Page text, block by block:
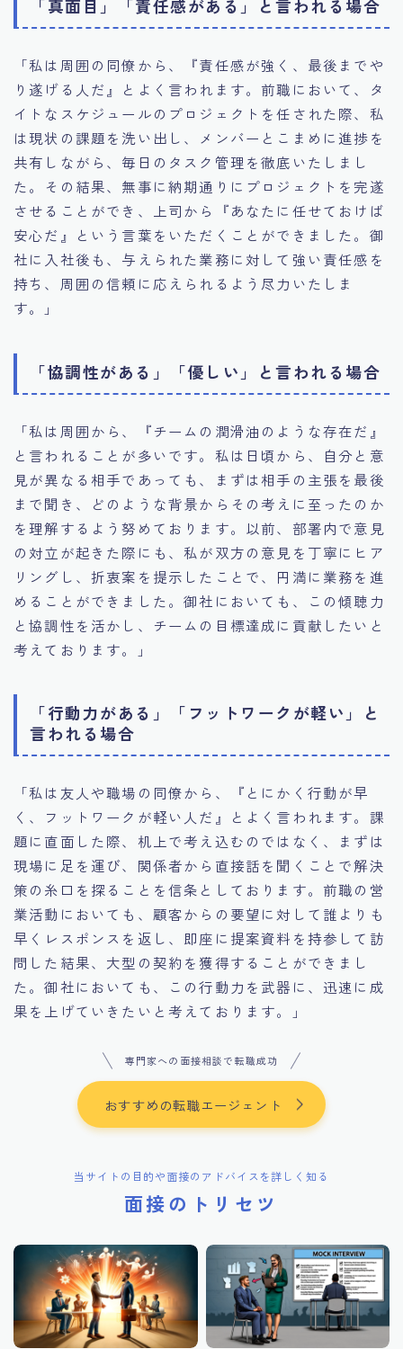
「真面目」「責任感がある」と言われる場合
「私は周囲の同僚から、『責任感が強く、最後までや
り遂げる人だ』とよく言われます。前職において、タ
イトなスケジュールのプロジェクトを任された際、私
は現状の課題を洗い出し、メンバーとこまめに進捗を
共有しながら、毎日のタスク管理を徹底いたしまし
た。その結果、無事に納期通りにプロジェクトを完遂
させることができ、上司から『あなたに任せておけば
安心だ』という言葉をいただくことができました。御
社に入社後も、与えられた業務に対して強い責任感を
持ち、周囲の信頼に応えられるよう尽力いたしま
す。」
「協調性がある」「優しい」と言われる場合
「私は周囲から、『チームの潤滑油のような存在だ』
と言われることが多いです。私は日頃から、自分と意
見が異なる相手であっても、まずは相手の主張を最後
まで聞き、どのような背景からその考えに至ったのか
を理解するよう努めております。以前、部署内で意見
の対立が起きた際にも、私が双方の意見を丁寧にヒア
リングし、折衷案を提示したことで、円満に業務を進
めることができました。御社においても、この傾聴力
と協調性を活かし、チームの目標達成に貢献したいと
考えております。」
「行動力がある」「フットワークが軽い」と
言われる場合
「私は友人や職場の同僚から、『とにかく行動が早
く、フットワークが軽い人だ』とよく言われます。課
題に直面した際、机上で考え込むのではなく、まずは
現場に足を運び、関係者から直接話を聞くことで解決
策の糸口を探ることを信条としております。前職の営
業活動においても、顧客からの要望に対して誰よりも
早くレスポンスを返し、即座に提案資料を持参して訪
問した結果、大型の契約を獲得することができまし
た。御社においても、この行動力を武器に、迅速に成
果を上げていきたいと考えております。」
専門家への面接相談で転職成功
おすすめの転職エージェント
当サイトの目的や面接のアドバイスを詳しく知る
面接のトリセツ